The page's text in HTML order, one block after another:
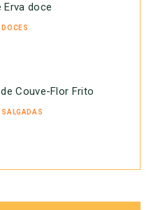
Erva doce
DOCES
Couve-Flor Frito
SALGADAS